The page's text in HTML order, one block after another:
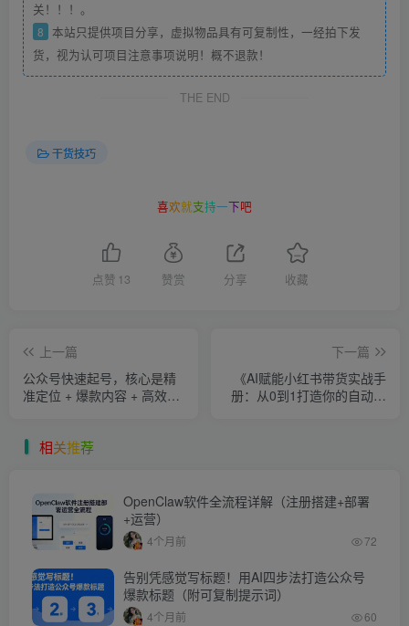
关！！！。
8
本站只提供项目分享，虚拟物品具有可复制性，一经拍下发
货，视为认可项目注意事项说明！概不退款！
THE END
干货技巧
喜欢就支持一下吧
点赞 13 赞赏 分享 收藏
上一篇
公众号快速起号，核心是精
准定位 + 爆款内容 + 高效运
下一篇
《AI赋能小红书带货实战手
册：从0到1打造你的自动化
相关推荐
OpenClaw软件全流程详解（注册搭建+部署
+运营）
4个月前 72
告别凭感觉写标题！用AI四步法打造公众号
爆款标题（附可复制提示词）
4个月前 60